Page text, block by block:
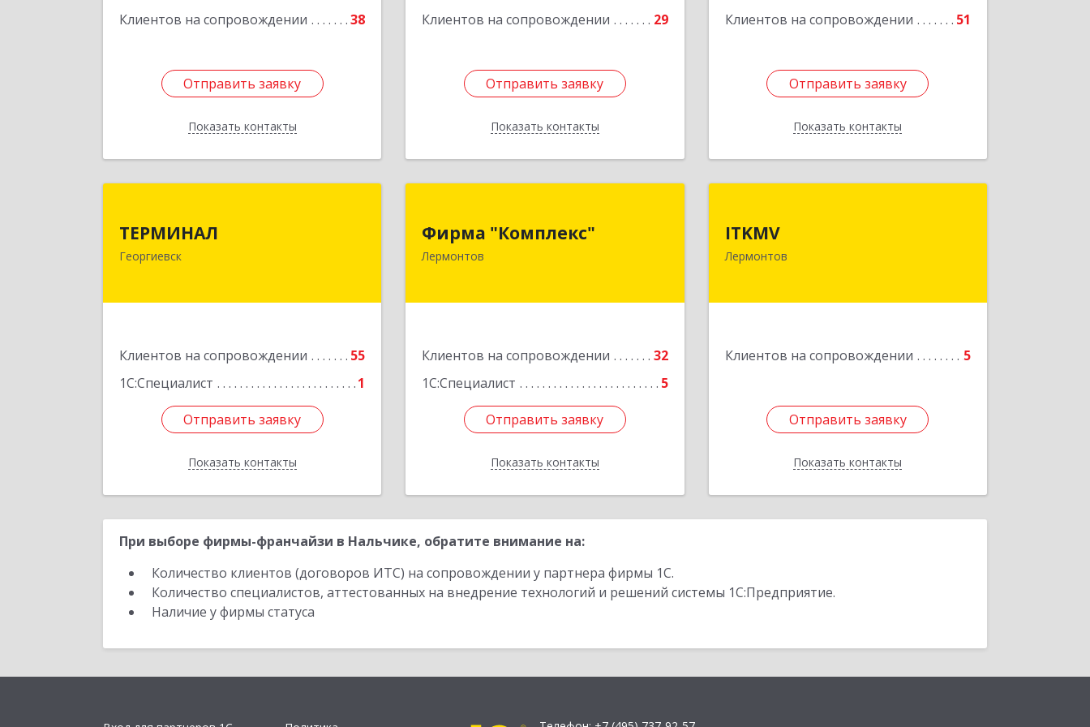
Клиентов на сопровождении 38
Отправить заявку
Показать контакты
Отправить заявку
Назад
Клиентов на сопровождении 29
Отправить заявку
Показать контакты
Отправить заявку
Назад
Клиентов на сопровождении 51
Отправить заявку
Показать контакты
Отправить заявку
Назад
ТЕРМИНАЛ
Георгиевск
Клиентов на сопровождении
55
1С:Специалист
1
Отправить заявку
Показать контакты
Георгиевск г, Калинина ул, дом № 109
Подробнее
Отправить заявку
Назад
Фирма "Комплекс"
Лермонтов
Клиентов на сопровождении
32
1С:Специалист
5
Отправить заявку
Показать контакты
Лермонтов г, Острогорка с, Степная
Отправить заявку
Назад
ITKMV
Лермонтов
Клиентов на сопровождении 5
Отправить заявку
Показать контакты
Отправить заявку
Назад
При выборе фирмы-франчайзи в Нальчике, обратите внимание на:
Количество клиентов (договоров ИТС) на сопровождении у партнера фирмы 1С.
Количество специалистов, аттестованных на внедрение технологий и решений системы 1С:Предприятие.
Наличие у фирмы статуса